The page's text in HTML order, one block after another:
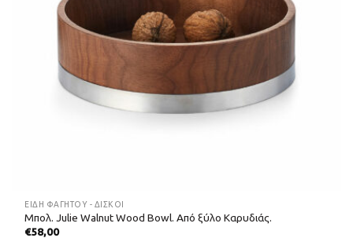
ΕΊΔΗ ΦΑΓΗΤΟΎ - ΔΊΣΚΟΙ
Μπολ. Julie Walnut Wood Bowl. Από ξύλο Καρυδιάς.
€58,00